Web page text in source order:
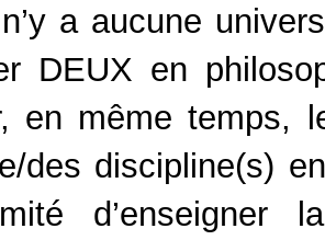
a aucune
DEUX en
en même temps,
des discipline(s)
d’enseigner